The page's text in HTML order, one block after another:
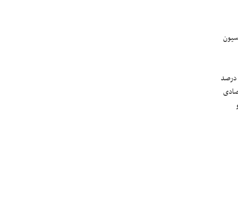
بهداشتی لازم و ملزوم یکدیگر هستند و نباید با تزریق واکسن نسبت به رعایت پروتکل‌ها بی تفاوت باشیم بلکه زمانی حداقل ۷۰ درصد